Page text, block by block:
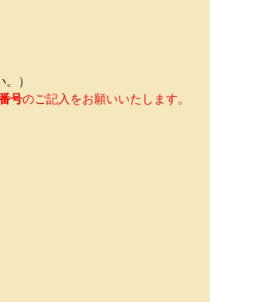
）
号のご記入をお願いいたします。